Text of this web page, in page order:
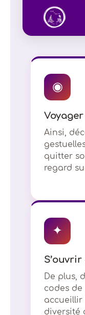
◉
Ainsi,
quitter
regard
✦
De plus,
codes
accueillir
diversité